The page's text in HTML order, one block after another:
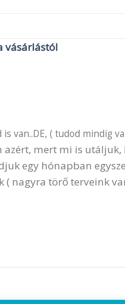
vásárlástól
van..DE, ( tudod mindig
azért, mert mi is utáljuk,
egy hónapban
( nagyra törő terveink